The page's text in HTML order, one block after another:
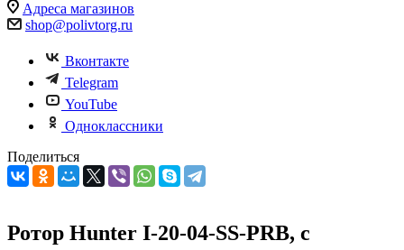
Адреса магазинов
shop@polivtorg.ru
Вконтакте
Telegram
YouTube
Одноклассники
Поделиться
Ротор Hunter I-20-04-SS-PRB, с